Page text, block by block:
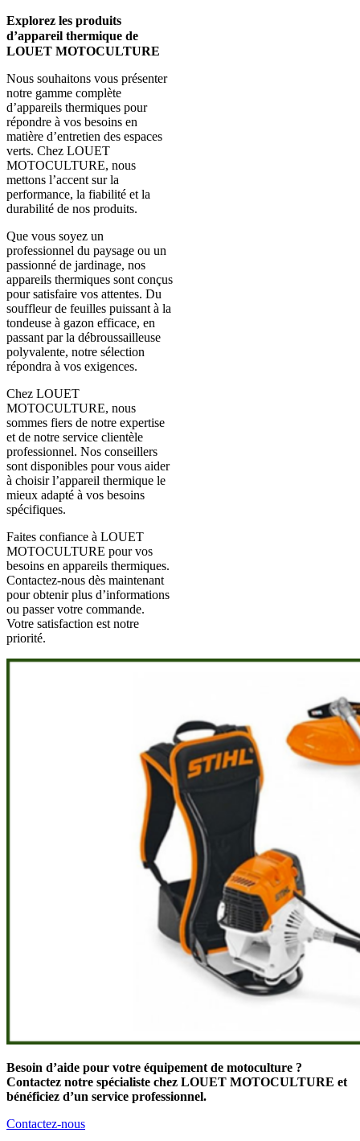
Explorez les produits
d’appareil thermique de
LOUET MOTOCULTURE
Nous souhaitons vous présenter
notre gamme complète
d’appareils thermiques pour
répondre à vos besoins en
matière d’entretien des espaces
verts. Chez LOUET
MOTOCULTURE, nous
mettons l’accent sur la
performance, la fiabilité et la
durabilité de nos produits.
Que vous soyez un
professionnel du paysage ou un
passionné de jardinage, nos
appareils thermiques sont conçus
pour satisfaire vos attentes. Du
souffleur de feuilles puissant à la
tondeuse à gazon efficace, en
passant par la débroussailleuse
polyvalente, notre sélection
répondra à vos exigences.
Chez LOUET
MOTOCULTURE, nous
sommes fiers de notre expertise
et de notre service clientèle
professionnel. Nos conseillers
sont disponibles pour vous aider
à choisir l’appareil thermique le
mieux adapté à vos besoins
spécifiques.
Faites confiance à LOUET
MOTOCULTURE pour vos
besoins en appareils thermiques.
Contactez-nous dès maintenant
pour obtenir plus d’informations
ou passer votre commande.
Votre satisfaction est notre
priorité.
Besoin d’aide pour votre équipement de motoculture ?
Contactez notre spécialiste chez LOUET MOTOCULTURE et
bénéficiez d’un service professionnel.
Contactez-nous